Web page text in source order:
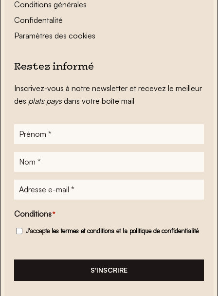
Conditions générales
Confidentalité
Paramètres des cookies
Restez informé
Inscrivez-vous à notre newsletter et recevez le meilleur
des plats paysdans votre boîte mail
Prénom
Nom
Adresse
e-
mail*
Conditions*
J'accepte les termes et conditions et la politique de confidentialité
S'INSCRIRE